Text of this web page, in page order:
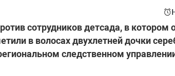
сотрудников детсада, в котором
в волосах двухлетней дочки
следственном